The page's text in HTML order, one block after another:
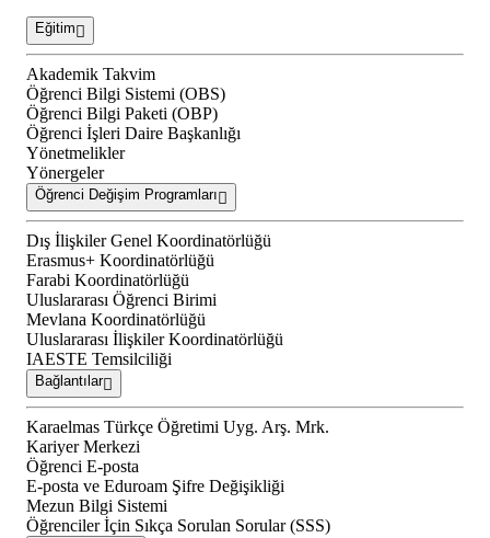
Eğitim
Akademik Takvim
Öğrenci Bilgi Sistemi (OBS)
Öğrenci Bilgi Paketi (OBP)
Öğrenci İşleri Daire Başkanlığı
Yönetmelikler
Yönergeler
Öğrenci Değişim Programları
Dış İlişkiler Genel Koordinatörlüğü
Erasmus+ Koordinatörlüğü
Farabi Koordinatörlüğü
Uluslararası Öğrenci Birimi
Mevlana Koordinatörlüğü
Uluslararası İlişkiler Koordinatörlüğü
IAESTE Temsilciliği
Bağlantılar
Karaelmas Türkçe Öğretimi Uyg. Arş. Mrk.
Kariyer Merkezi
Öğrenci E-posta
E-posta ve Eduroam Şifre Değişikliği
Mezun Bilgi Sistemi
Öğrenciler İçin Sıkça Sorulan Sorular (SSS)